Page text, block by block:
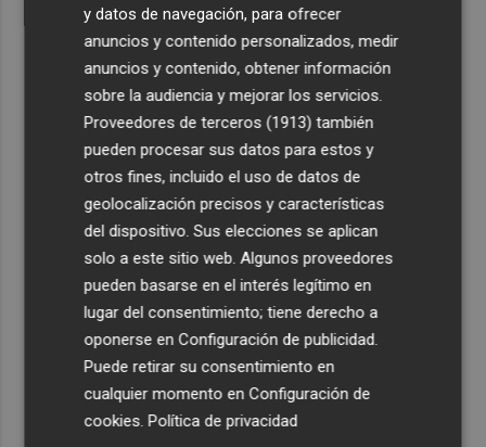
Ferran Torres, recibido con un baño de masas en su
pueblo: "Allá donde voy siempre digo que soy de Foios"
y datos de navegación, para ofrecer
anuncios y contenido personalizados, medir
anuncios y contenido, obtener información
sobre la audiencia y mejorar los servicios.
Proveedores de terceros (1913) también
pueden procesar sus datos para estos y
otros fines, incluido el uso de datos de
geolocalización precisos y características
del dispositivo. Sus elecciones se aplican
solo a este sitio web. Algunos proveedores
pueden basarse en el interés legítimo en
lugar del consentimiento; tiene derecho a
oponerse enConfiguración de publicidad.
Puede retirar su consentimiento en
cualquier momento enConfiguración de
cookies.Política de privacidad